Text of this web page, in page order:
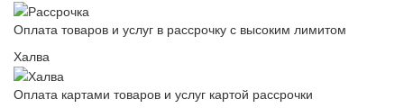
Оплата товаров и услуг в рассрочку с высоким лимитом
Халва
Оплата картами товаров и услуг картой рассрочки